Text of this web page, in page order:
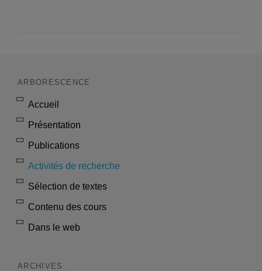
ARBORESCENCE
Accueil
Présentation
Publications
Activités de recherche
Sélection de textes
Contenu des cours
Dans le web
ARCHIVES